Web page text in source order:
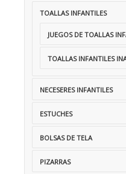
TOALLAS INFANTILES
JUEGOS DE TOALLAS
TOALLAS INFANTILES
NECESERES INFANTILES
ESTUCHES
BOLSAS DE TELA
PIZARRAS